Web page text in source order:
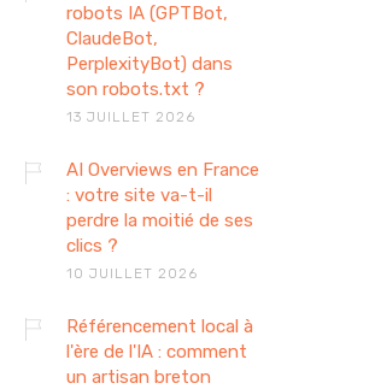
robots IA (GPTBot,
ClaudeBot,
PerplexityBot) dans
son robots.txt ?
13 JUILLET 2026
AI Overviews en France
: votre site va-t-il
perdre la moitié de ses
clics ?
10 JUILLET 2026
Référencement local à
l'ère de l'IA : comment
un artisan breton